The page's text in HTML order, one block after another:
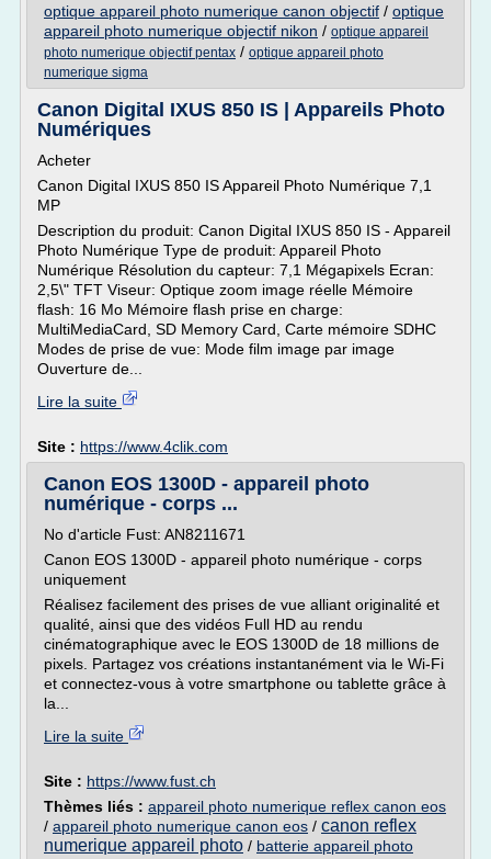
optique appareil photo numerique canon objectif / optique
appareil photo numerique objectif nikon / optique appareil
photo numerique objectif pentax / optique appareil photo
numerique sigma
Canon Digital IXUS 850 IS | Appareils Photo
Numériques
Acheter
Canon Digital IXUS 850 IS Appareil Photo Numérique 7,1
MP
Description du produit: Canon Digital IXUS 850 IS - Appareil
Photo Numérique Type de produit: Appareil Photo
Numérique Résolution du capteur: 7,1 Mégapixels Ecran:
2,5\" TFT Viseur: Optique zoom image réelle Mémoire
flash: 16 Mo Mémoire flash prise en charge:
MultiMediaCard, SD Memory Card, Carte mémoire SDHC
Modes de prise de vue: Mode film image par image
Ouverture de...
Lire la suite
Site : https://www.4clik.com
Canon EOS 1300D - appareil photo
numérique - corps ...
No d'article Fust: AN8211671
Canon EOS 1300D - appareil photo numérique - corps
uniquement
Réalisez facilement des prises de vue alliant originalité et
qualité, ainsi que des vidéos Full HD au rendu
cinématographique avec le EOS 1300D de 18 millions de
pixels. Partagez vos créations instantanément via le Wi-Fi
et connectez-vous à votre smartphone ou tablette grâce à
la...
Lire la suite
Site : https://www.fust.ch
Thèmes liés : appareil photo numerique reflex canon eos
/ appareil photo numerique canon eos / canon reflex
numerique appareil photo / batterie appareil photo